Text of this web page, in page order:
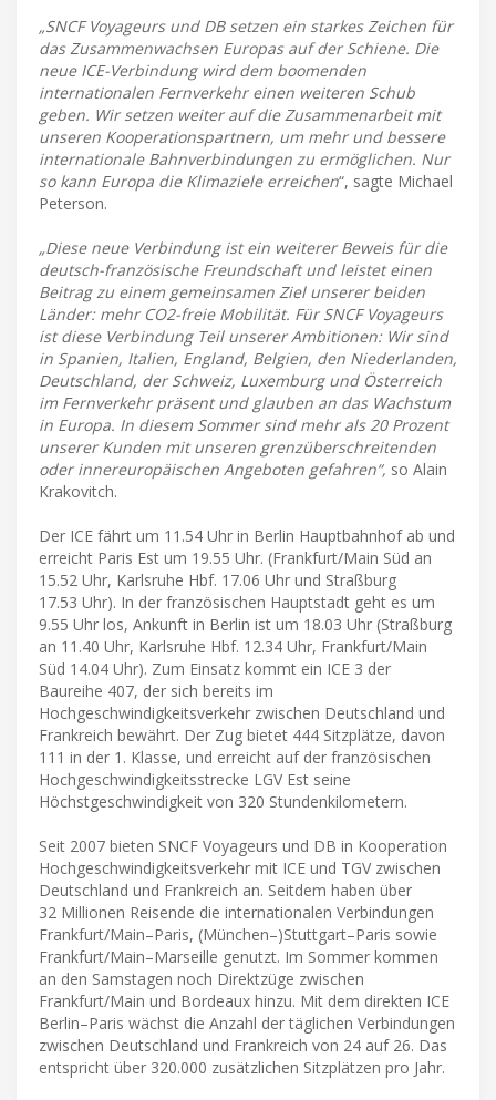
„SNCF Voyageurs und DB setzen ein starkes Zeichen für
das Zusammenwachsen Europas auf der Schiene. Die
neue ICE-Verbindung wird dem boomenden
internationalen Fernverkehr einen weiteren Schub
geben. Wir setzen weiter auf die Zusammenarbeit mit
unseren Kooperationspartnern, um mehr und bessere
internationale Bahnverbindungen zu ermöglichen. Nur
so kann Europa die Klimaziele erreichen“, sagte Michael
Peterson.
„Diese neue Verbindung ist ein weiterer Beweis für die
deutsch-französische Freundschaft und leistet einen
Beitrag zu einem gemeinsamen Ziel unserer beiden
Länder: mehr CO2-freie Mobilität. Für SNCF Voyageurs
ist diese Verbindung Teil unserer Ambitionen: Wir sind
in Spanien, Italien, England, Belgien, den Niederlanden,
Deutschland, der Schweiz, Luxemburg und Österreich
im Fernverkehr präsent und glauben an das Wachstum
in Europa. In diesem Sommer sind mehr als 20 Prozent
unserer Kunden mit unseren grenzüberschreitenden
oder innereuropäischen Angeboten gefahren“, so Alain
Krakovitch.
Der ICE fährt um 11.54 Uhr in Berlin Hauptbahnhof ab und
erreicht Paris Est um 19.55 Uhr. (Frankfurt/Main Süd an
15.52 Uhr, Karlsruhe Hbf. 17.06 Uhr und Straßburg
17.53 Uhr). In der französischen Hauptstadt geht es um
9.55 Uhr los, Ankunft in Berlin ist um 18.03 Uhr (Straßburg
an 11.40 Uhr, Karlsruhe Hbf. 12.34 Uhr, Frankfurt/Main
Süd 14.04 Uhr). Zum Einsatz kommt ein ICE 3 der
Baureihe 407, der sich bereits im
Hochgeschwindigkeitsverkehr zwischen Deutschland und
Frankreich bewährt. Der Zug bietet 444 Sitzplätze, davon
111 in der 1. Klasse, und erreicht auf der französischen
Hochgeschwindigkeitsstrecke LGV Est seine
Höchstgeschwindigkeit von 320 Stundenkilometern.
Seit 2007 bieten SNCF Voyageurs und DB in Kooperation
Hochgeschwindigkeitsverkehr mit ICE und TGV zwischen
Deutschland und Frankreich an. Seitdem haben über
32 Millionen Reisende die internationalen Verbindungen
Frankfurt/Main–Paris, (München–)Stuttgart–Paris sowie
Frankfurt/Main–Marseille genutzt. Im Sommer kommen
an den Samstagen noch Direktzüge zwischen
Frankfurt/Main und Bordeaux hinzu. Mit dem direkten ICE
Berlin–Paris wächst die Anzahl der täglichen Verbindungen
zwischen Deutschland und Frankreich von 24 auf 26. Das
entspricht über 320.000 zusätzlichen Sitzplätzen pro Jahr.